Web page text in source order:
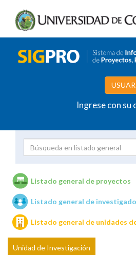
Ingrese con
Unidades de investigación
Listado general de proyectos
Listado general de
Listado general de unidades
Unidad de Investigación